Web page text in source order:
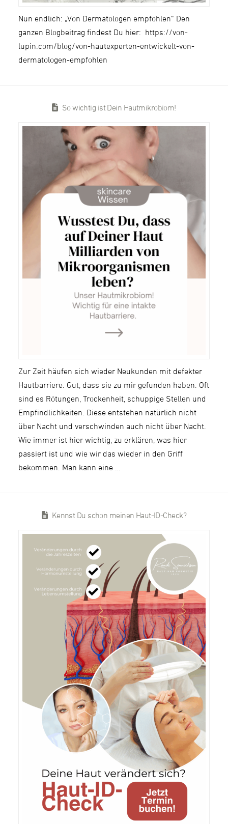
Nun endlich: „Von Dermatologen empfohlen“ Den
ganzen Blogbeitrag findest Du hier: https://von-
lupin.com/blog/von-hautexperten-entwickelt-von-
dermatologen-empfohlen
So wichtig ist Dein Hautmikrobiom!
Zur Zeit häufen sich wieder Neukunden mit defekter
Hautbarriere. Gut, dass sie zu mir gefunden haben. Oft
sind es Rötungen, Trockenheit, schuppige Stellen und
Empfindlichkeiten. Diese entstehen natürlich nicht
über Nacht und verschwinden auch nicht über Nacht.
Wie immer ist hier wichtig, zu erklären, was hier
passiert ist und wie wir das wieder in den Griff
bekommen. Man kann eine …
Kennst Du schon meinen Haut-ID-Check?